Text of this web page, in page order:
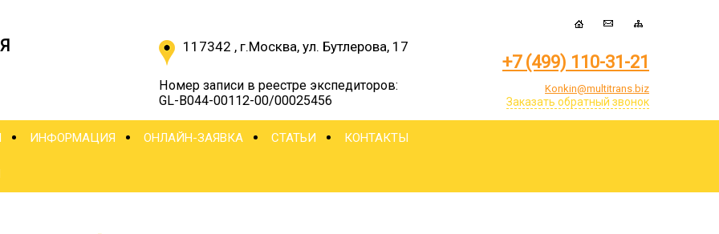
117342 , г.Москва,ул. Бутлерова, 17
Номер записи в реестре экспедиторов:
GL-B044-00112-00/00025456
+7 (499) 110-31-21
Konkin@multitrans.biz
Заказать обратный звонок
ИНФОРМАЦИЯ ОНЛАЙН-ЗАЯВКА СТАТЬИ КОНТАКТЫ